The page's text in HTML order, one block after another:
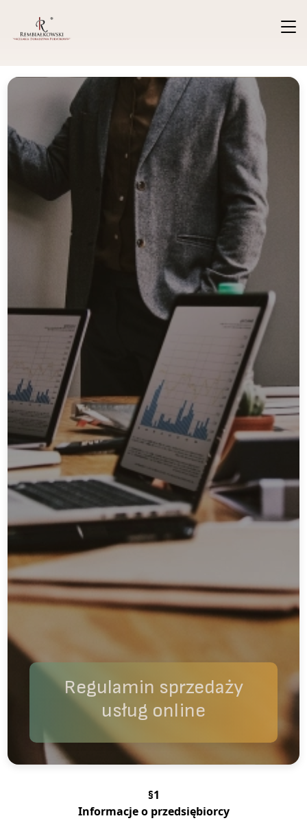
Regulamin sprzedaży
usług online
§1
Informacje o przedsiębiorcy